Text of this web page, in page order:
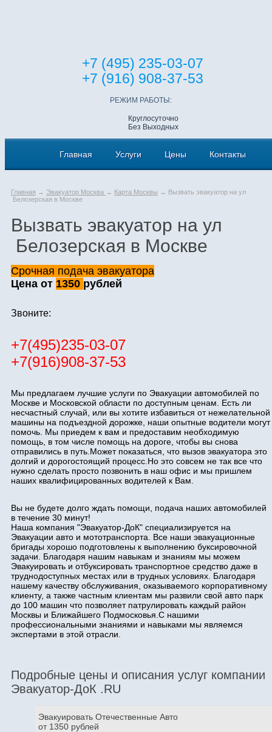
+7 (495) 235-03-07
+7 (916) 908-37-53
РЕЖИМ РАБОТЫ:
Круглосуточно
Без Выходных
Главная Услуги Цены Контакты
Главная → Эвакуатор Москва → Карта Москвы → Вызвать эвакуатор на ул
Белозерская в Москве
Вызвать эвакуатор на ул
Белозерская в Москве
Срочная подача эвакуатора
Цена от 1350 рублей
Звоните:
+7(495)235-03-07
+7(916)908-37-53
Мы предлагаем лучшие услуги по Эвакуации автомобилей по
Москве и Московской области по доступным ценам. Есть ли
несчастный случай, или вы хотите избавиться от нежелательной
машины на подъездной дорожке, наши опытные водители могут
помочь. Мы приедем к вам и предоставим необходимую
помощь, в том числе помощь на дороге, чтобы вы снова
отправились в путь.Может показаться, что вызов эвакуатора это
долгий и дорогостоящий процесс.Но это совсем не так все что
нужно сделать просто позвонить в наш офис и мы пришлем
наших квалифицированных водителей к Вам.
Вы не будете долго ждать помощи, подача наших автомобилей
в течение 30 минут!
Наша компания "Эвакуатор-ДоК" специализируется на
Эвакуации авто и мототранспорта. Все наши эвакуационные
бригады хорошо подготовлены к выполнению буксировочной
задачи. Благодаря нашим навыкам и знаниям мы можем
Эвакуировать и отбуксировать транспортное средство даже в
труднодоступных местах или в трудных условиях. Благодаря
нашему качеству обслуживания, оказываемого корпоративному
клиенту, а также частным клиентам мы развили свой авто парк
до 100 машин что позволяет патрулировать каждый район
Москвы и Ближайшего Подмосковья.С нашими
профессиональными знаниями и навыками мы являемся
экспертами в этой отрасли.
Подробные цены и описания услуг компании
Эвакуатор-ДоК .RU
Эвакуировать Отечественные Авто
от 1350 рублей